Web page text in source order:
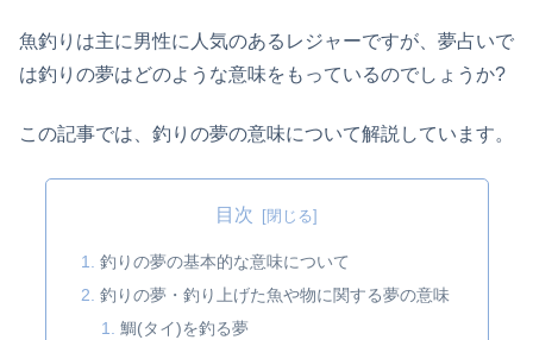
魚釣りは主に男性に人気のあるレジャーですが、夢占いで
は釣りの夢はどのような意味をもっているのでしょうか?
この記事では、釣りの夢の意味について解説しています。
目次
釣りの夢の基本的な意味について
釣りの夢・釣り上げた魚や物に関する夢の意味
鯛(タイ)を釣る夢